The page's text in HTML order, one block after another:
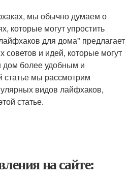
мы обычно думаем о
которые могут упростить
для дома" предлагает
и идей, которые могут
дом более удобным и
мы рассмотрим
видов лайфхаков,
статье.
на сайте: